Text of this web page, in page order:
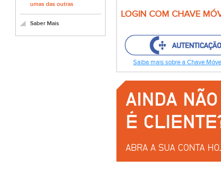
umas das outras
Saber Mais
LOGIN COM CHAVE
Saiba mais sobre a Chave